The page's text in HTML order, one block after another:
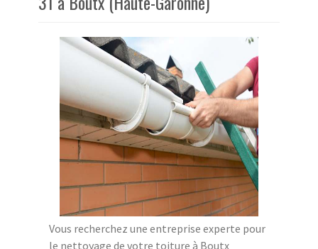
Vous recherchez une entreprise experte pour
le nettoyage de votre toiture à Boutx